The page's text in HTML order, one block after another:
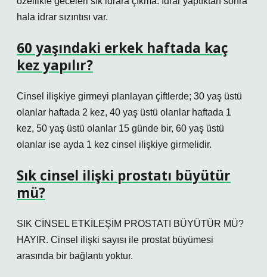
hala idrar sızıntısı var.
60 yaşındaki erkek haftada kaç
kez yapılır?
Cinsel ilişkiye girmeyi planlayan çiftlerde; 30 yaş üstü
olanlar haftada 2 kez, 40 yaş üstü olanlar haftada 1
kez, 50 yaş üstü olanlar 15 günde bir, 60 yaş üstü
olanlar ise ayda 1 kez cinsel ilişkiye girmelidir.
Sık cinsel ilişki prostatı büyütür
mü?
SIK CİNSEL ETKİLEŞİM PROSTATI BÜYÜTÜR MÜ?
HAYIR. Cinsel ilişki sayısı ile prostat büyümesi
arasında bir bağlantı yoktur.